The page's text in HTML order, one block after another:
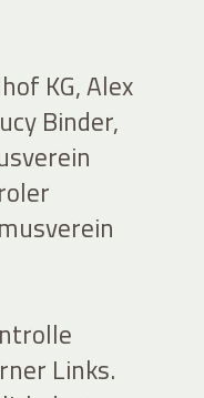
KG, Alex
Binder,
Links.